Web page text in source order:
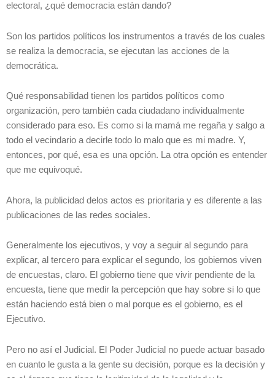
electoral, ¿qué democracia están dando?
Son los partidos políticos los instrumentos a través de los cuales
se realiza la democracia, se ejecutan las acciones de la
democrática.
Qué responsabilidad tienen los partidos políticos como
organización, pero también cada ciudadano individualmente
considerado para eso. Es como si la mamá me regaña y salgo a
todo el vecindario a decirle todo lo malo que es mi madre. Y,
entonces, por qué, esa es una opción. La otra opción es entender
que me equivoqué.
Ahora, la publicidad delos actos es prioritaria y es diferente a las
publicaciones de las redes sociales.
Generalmente los ejecutivos, y voy a seguir al segundo para
explicar, al tercero para explicar el segundo, los gobiernos viven
de encuestas, claro. El gobierno tiene que vivir pendiente de la
encuesta, tiene que medir la percepción que hay sobre si lo que
están haciendo está bien o mal porque es el gobierno, es el
Ejecutivo.
Pero no así el Judicial. El Poder Judicial no puede actuar basado
en cuanto le gusta a la gente su decisión, porque es la decisión y